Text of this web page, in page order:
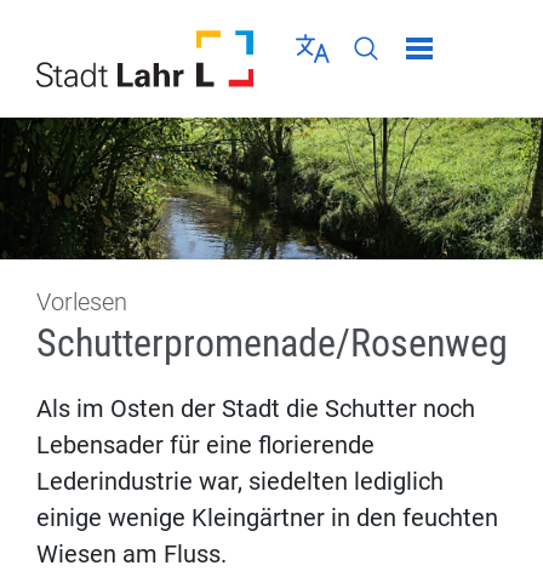
Sprache wählen
Seiten-Suche
Menü schließen
Vorlesen
Schutterpromenade/Rosenweg
Als im Osten der Stadt die Schutter noch
Lebensader für eine florierende
Lederindustrie war, siedelten lediglich
einige wenige Kleingärtner in den feuchten
Wiesen am Fluss.